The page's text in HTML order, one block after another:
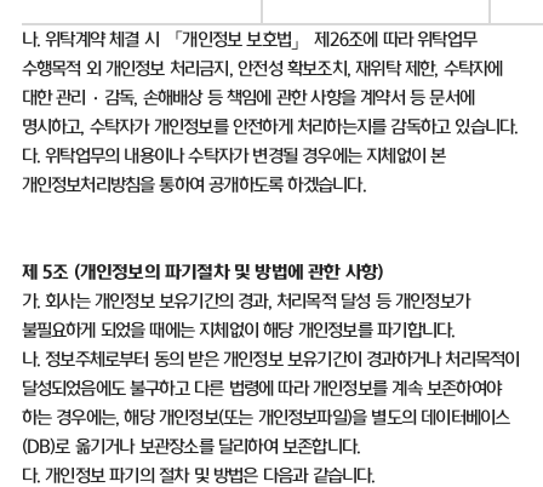
나.위탁계약 체결 시 「개인정보 보호법」 제 26조에 따라 위탁업무
수행목적 외 개인정보 처리금지 ,안전성 확보조치 ,재위탁 제한, 수탁자에
대한 관리
· 감독, 손해배상 등 책임에 관한 사항을 계약서 등 문서에
명시하고, 수탁자가 개인정보를 안전하게 처리하는지를 감독하고 있습니다.
다.위탁업무의 내용이나 수탁자가 변경될 경우에는 지체없이 본
개인정보처리방침을 통하여 공개하도록 하겠습니다.
제 5조 (개인정보의 파기절차 및 방법에 관한 사항)
가.회사는 개인정보 보유기간의 경과, 처리목적 달성 등 개인정보가
불필요하게 되었을 때에는 지체없이 해당 개인정보를 파기합니다.
나.정보주체로부터 동의 받은 개인정보 보유기간이 경과하거나 처리목적이
달성되었음에도 불구하고 다른 법령에 따라 개인정보를 계속 보존하여야
하는 경우에는,해당 개인정보(또는 개인정보파일)을 별도의 데이터베이스
(DB)로 옮기거나 보관장소를 달리하여 보존합니다.
다.개인정보 파기의 절차 및 방법은 다음과 같습니다.